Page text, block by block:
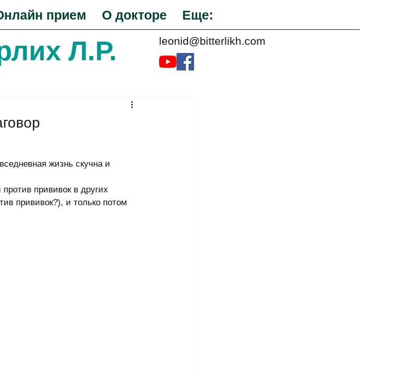
прием О докторе Еще:
leonid@bitterlikh.com
Л.Р.
жизнь скучна и
прививок в других
прививок?), и только потом